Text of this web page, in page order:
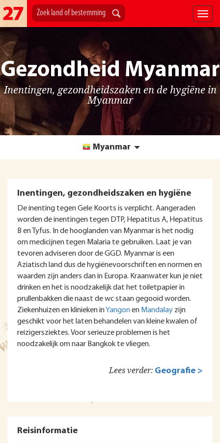
Gezondheid Myanmar
Inentingen, gezondheidszaken en de hygiëne in
Myanmar
Myanmar
Inentingen, gezondheidszaken en hygiëne
De inenting tegen Gele Koorts is verplicht. Aangeraden
worden de inentingen tegen DTP, Hepatitus A, Hepatitus
B en Tyfus. In de hooglanden van Myanmar is het nodig
om medicijnen tegen Malaria te gebruiken. Laat je van
tevoren adviseren door de GGD. Myanmar is een
Aziatisch land dus de hygiënevoorschriften en normen en
waarden zijn anders dan in Europa. Kraanwater kun je niet
drinken en het is noodzakelijk dat het toiletpapier in
prullenbakken die naast de wc staan gegooid worden.
Ziekenhuizen en klinieken inYangonen Mandalay zijn
geschikt voor het laten behandelen van kleine kwalen of
reizigersziektes. Voor serieuze problemen is het
noodzakelijk om naar Bangkok te vliegen.
Lees verder: Geografie >
Reisinformatie